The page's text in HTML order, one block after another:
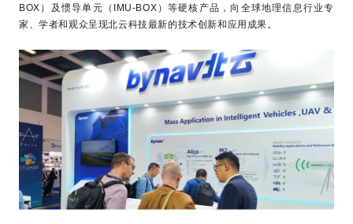
BOX）及惯导单元（IMU-BOX）等硬核产品，向全球地理信息行业专
家、学者和观众呈现北云科技最新的技术创新和应用成果。